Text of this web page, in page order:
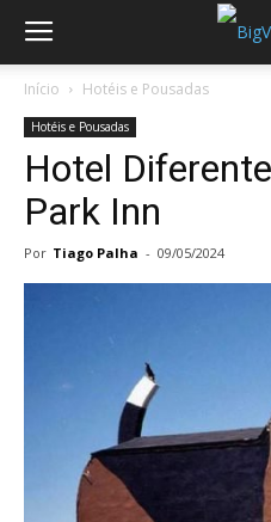
Início Hotéis e Pousadas
Hotéis e Pousadas
Hotel
Park Inn
Por Tiago Palha - 09/05/2024